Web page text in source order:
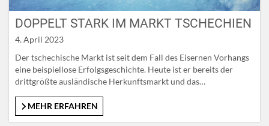
DOPPELT STARK IM MARKT TSCHECHIEN
4. April 2023
Der tschechische Markt ist seit dem Fall des Eisernen Vorhangs
eine beispiellose Erfolgsgeschichte. Heute ist er bereits der
drittgrößte ausländische Herkunftsmarkt und das
tschechischen Gäste im Alpinen Bereich. Hintergrund ist, dass
bereits vor 20 Jahren mit der aktiven Bearbeitung des
MEHR ERFAHREN